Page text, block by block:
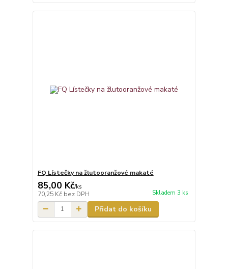
FQ Lístečky na žlutooranžové makaté
85,00 Kč/ks
70,25 Kč bez DPH Skladem 3 ks
Přidat do košíku